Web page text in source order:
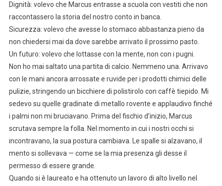
Dignità: volevo che Marcus entrasse a scuola con vestiti che non
raccontassero la storia del nostro conto in banca.
Sicurezza: volevo che avesse lo stomaco abbastanza pieno da
non chiedersi mai da dove sarebbe arrivato il prossimo pasto.
Un futuro: volevo che lottasse con la mente, non con i pugni.
Non ho mai saltato una partita di calcio. Nemmeno una. Arrivavo
con le mani ancora arrossate e ruvide per i prodotti chimici delle
pulizie, stringendo un bicchiere di polistirolo con caffè tiepido. Mi
sedevo su quelle gradinate di metallo rovente e applaudivo finché
i palmi non mi bruciavano. Prima del fischio d’inizio, Marcus
scrutava sempre la folla. Nel momento in cui i nostri occhi si
incontravano, la sua postura cambiava. Le spalle si alzavano, il
mento si sollevava — come se la mia presenza gli desse il
permesso di essere grande.
Quando si è laureato e ha ottenuto un lavoro di alto livello nel